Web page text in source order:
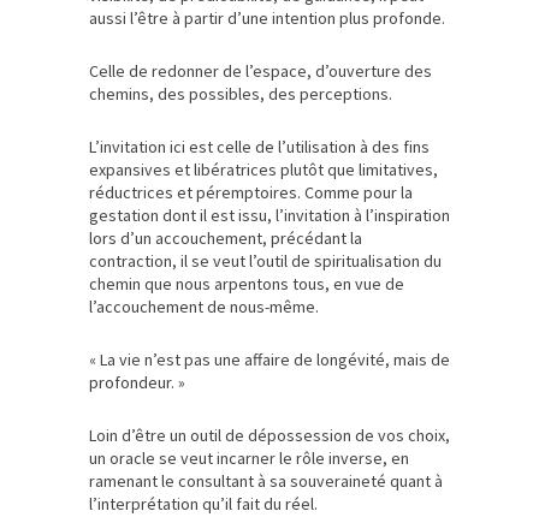
aussi l’être à partir d’une intention plus profonde.
Celle de redonner de l’espace, d’ouverture des
chemins, des possibles, des perceptions.
L’invitation ici est celle de l’utilisation à des fins
expansives et libératrices plutôt que limitatives,
réductrices et péremptoires. Comme pour la
gestation dont il est issu, l’invitation à l’inspiration
lors d’un accouchement, précédant la
contraction, il se veut l’outil de spiritualisation du
chemin que nous arpentons tous, en vue de
l’accouchement de nous-même.
« La vie n’est pas une affaire de longévité, mais de
profondeur. »
Loin d’être un outil de dépossession de vos choix,
un oracle se veut incarner le rôle inverse, en
ramenant le consultant à sa souveraineté quant à
l’interprétation qu’il fait du réel.